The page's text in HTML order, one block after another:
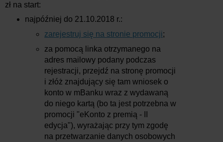
zł na start:
najpóźniej do 21.10.2018 r.:
zarejestruj się na stronie promocji;
za pomocą linka otrzymanego na
adres mailowy podany podczas
rejestracji, przejdź na stronę promocji
i złóż znajdujący się tam wniosek o
konto w mBanku wraz z wydawaną
do niego kartą (bo ta jest potrzebna w
promocji "eKonto z premią - II
edycja"), wyrażając przy tym zgodę
na przetwarzanie danych osobowych